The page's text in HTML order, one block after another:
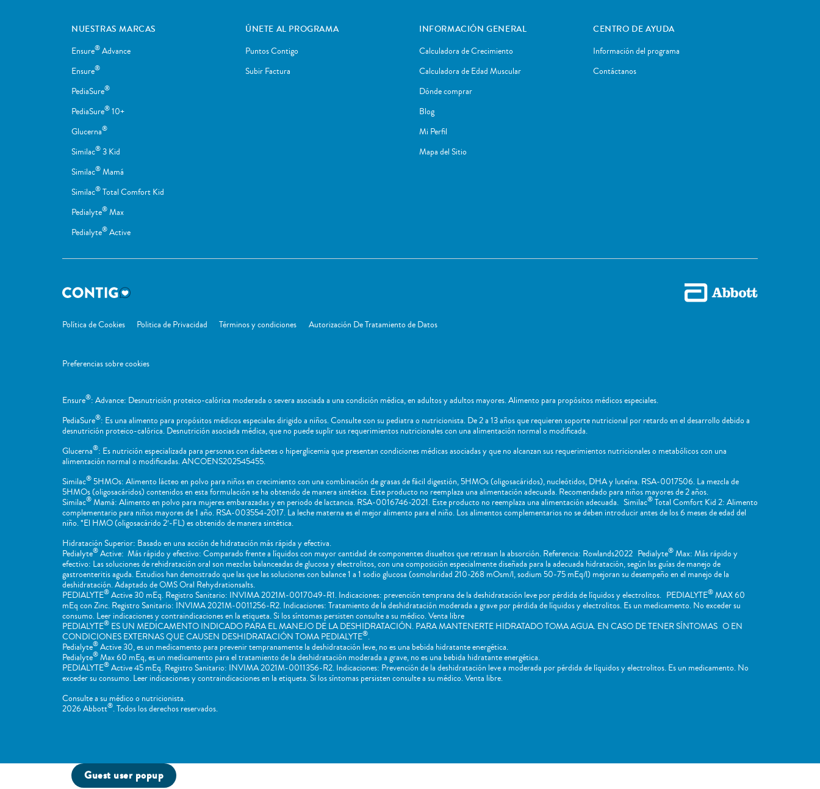
NUESTRAS MARCAS
Ensure® Advance
Ensure®
PediaSure®
PediaSure® 10+
Glucerna®
Similac® 3 Kid
Similac® Mamá
Similac® Total Comfort Kid
Pedialyte® Max
Pedialyte® Active
ÚNETE AL PROGRAMA
Puntos Contigo
Subir Factura
INFORMACIÓN GENERAL
Calculadora de Crecimiento
Calculadora de Edad Muscular
Dónde comprar
Blog
Mi Perfil
Mapa del Sitio
CENTRO DE AYUDA
Información del programa
Contáctanos
Política de Cookies Politica de Privacidad Términos y condiciones Autorización De Tratamiento de Datos
Preferencias sobre cookies
Ensure®: Advance: Desnutrición proteico-calórica moderada o severa asociada a una condición médica, en adultos y adultos mayores. Alimento para propósitos médicos especiales.
PediaSure®: Es una alimento para propósitos médicos especiales dirigido a niños​. Consulte con su pediatra o nutricionista. De 2 a 13 años que requieren soporte nutricional por retardo en el desarrollo debido a
desnutrición proteico-calórica. Desnutrición asociada médica, que no puede suplir sus requerimientos nutricionales con una alimentación normal o ​modificada.
Glucerna®: Es nutrición especializada para personas con diabetes o hiperglicemia que presentan condiciones médicas asociadas y que no alcanzan sus requerimientos nutricionales o metabólicos con una
alimentación normal o modificadas. ANCOENS202545455.
Similac® 5HMOs: Alimento lácteo en polvo para niños en crecimiento con una combinación de grasas de fácil digestión, 5HMOs (oligosacáridos), nucleótidos, DHA y luteína. RSA-0017506. La mezcla de
5HMOs (oligosacáridos) contenidos en esta formulación se ha obtenido de manera sintética. Este producto no reemplaza una alimentación adecuada. Recomendado para niños mayores de 2 años.
Similac® Mamá: Alimento en polvo para mujeres embarazadas y en periodo de lactancia. RSA-0016746-2021. Este producto no reemplaza una alimentación adecuada. Similac® Total Comfort Kid 2: Alimento
complementario para niños mayores de 1 año. RSA-003554-2017. La leche materna es el mejor alimento para el niño. Los alimentos complementarios no se deben introducir antes de los 6 meses de edad del
niño. *El HMO (oligosacárido 2’-FL) es obtenido de manera sintética.
Hidratación Superior: Basado en una acción de hidratación más rápida y efectiva.
Pedialyte® Active: Más rápido y efectivo: Comparado frente a líquidos con mayor cantidad de componentes disueltos que retrasan la absorción. Referencia: Rowlands2022 Pedialyte® Max: Más rápido y
efectivo: Las soluciones de rehidratación oral son mezclas balanceadas de glucosa y electrolitos, con una composición especialmente diseñada para la adecuada hidratación, según las guías de manejo de
gastroenteritis aguda. Estudios han demostrado que las que las soluciones con balance 1 a 1 sodio glucosa (osmolaridad 210-268 mOsm/l, sodium 50-75 mEq/l) mejoran su desempeño en el manejo de la
deshidratación. Adaptado de OMS Oral Rehydrationsalts.
PEDIALYTE® Active 30 mEq. Registro Sanitario: INVIMA 2021M-0017049-R1. Indicaciones: prevención temprana de la deshidratación leve por pérdida de líquidos y electrolitos. PEDIALYTE® MAX 60
mEq con Zinc. Registro Sanitario: INVIMA 2021M-0011256-R2. Indicaciones: Tratamiento de la deshidratación moderada a grave por pérdida de líquidos y electrolitos. Es un medicamento. No exceder su
consumo. Leer indicaciones y contraindicaciones en la etiqueta. Si los síntomas persisten consulte a su médico. Venta libre
PEDIALYTE® ES UN MEDICAMENTO INDICADO PARA EL MANEJO DE LA DESHIDRATACIÓN. PARA MANTENERTE HIDRATADO TOMA AGUA. EN CASO DE TENER SÍNTOMAS O EN
CONDICIONES EXTERNAS QUE CAUSEN DESHIDRATACIÓN TOMA PEDIALYTE®.
Pedialyte® Active 30, es un medicamento para prevenir tempranamente la deshidratación leve, no es una bebida hidratante energética.
Pedialyte® Max 60 mEq, es un medicamento para el tratamiento de la deshidratación moderada a grave, no es una bebida hidratante energética.
PEDIALYTE® Active 45 mEq. Registro Sanitario: INVIMA 2021M-0011356-R2. Indicaciones: Prevención de la deshidratación leve a moderada por pérdida de líquidos y electrolitos. Es un medicamento. No
exceder su consumo. Leer indicaciones y contraindicaciones en la etiqueta. Si los síntomas persisten consulte a su médico. Venta libre.
Consulte a su médico o nutricionista.
2026 Abbott®. Todos los derechos reservados.
Guest user popup